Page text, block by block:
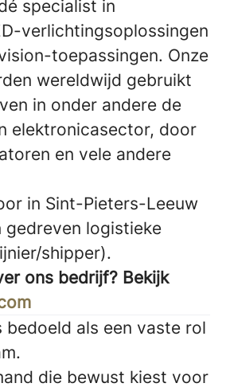
specialist in
verlichtingsoplossingen
toepassingen. Onze
wereldwijd gebruikt
in onder andere de
elektronicasector, door
en vele andere
in Sint-Pieters-Leeuw
gedreven logistieke
shipper).
ons bedrijf? Bekijk
bedoeld als een vaste rol
die bewust kiest voor